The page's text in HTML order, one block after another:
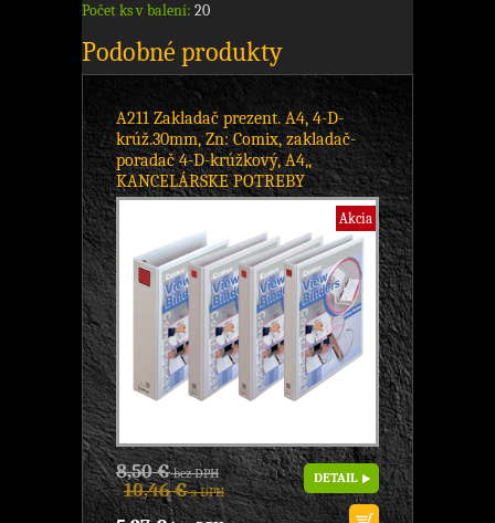
Počet ks v balení: 20
Podobné produkty
A211 Zakladač prezent. A4, 4-D-
krúž.30mm, Zn: Comix, zakladač-
poradač 4-D-krúžkový, A4,,
KANCELÁRSKE POTREBY
Akcia
8,50 €bez DPH
10,46 €s DPH
DETAIL